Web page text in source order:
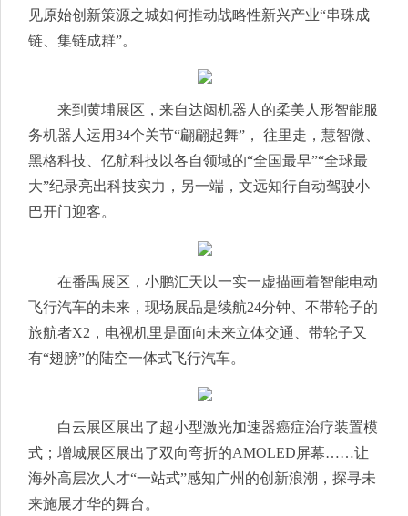
见原始创新策源之城如何推动战略性新兴产业“串珠成
链、集链成群”。
来到黄埔展区，来自达闼机器人的柔美人形智能服
务机器人运用34个关节“翩翩起舞”， 往里走，慧智微、
黑格科技、亿航科技以各自领域的“全国最早”“全球最
大”纪录亮出科技实力，另一端，文远知行自动驾驶小
巴开门迎客。
在番禺展区，小鹏汇天以一实一虚描画着智能电动
飞行汽车的未来，现场展品是续航24分钟、不带轮子的
旅航者X2，电视机里是面向未来立体交通、带轮子又
有“翅膀”的陆空一体式飞行汽车。
白云展区展出了超小型激光加速器癌症治疗装置模
式；增城展区展出了双向弯折的AMOLED屏幕……让
海外高层次人才“一站式”感知广州的创新浪潮，探寻未
来施展才华的舞台。